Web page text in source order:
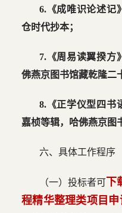
6.《成唯识论述记
仓时代抄本；
7.《周易读翼揆方
佛燕京图书馆藏乾隆二
8.《正学仪型四书
嘉桢等辑，哈佛燕京图
六、具体工作程序
（一）投标者可下
程精华整理类项目